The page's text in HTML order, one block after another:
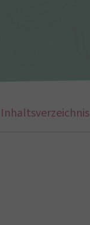
Inhaltsverzeichnis